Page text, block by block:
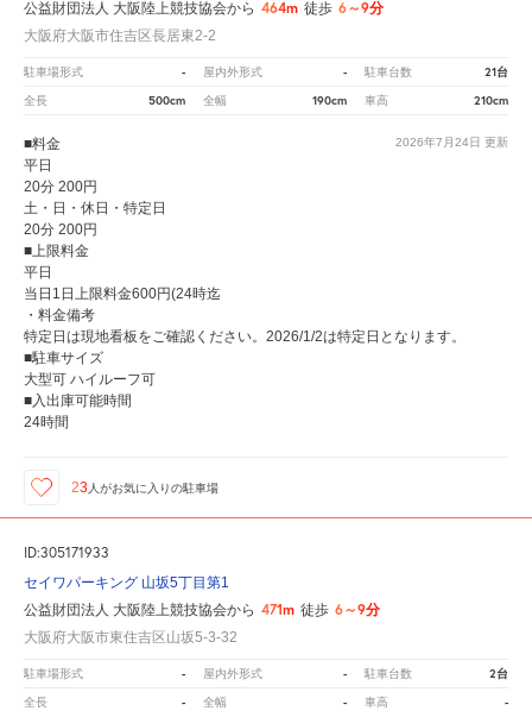
公益財団法人 大阪陸上競技協会から 464m 徒歩 6～9分
大阪府大阪市住吉区長居東2-2
駐車場形式 - 屋内外形式 - 駐車台数 21台
全長 500cm 全幅 190cm 車高 210cm
2026年7月24日 更新
■料金
平日
20分 200円
土・日・休日・特定日
20分 200円
■上限料金
平日
当日1日上限料金600円(24時迄
・料金備考
特定日は現地看板をご確認ください。2026/1/2は特定日となります。
■駐車サイズ
大型可 ハイルーフ可
■入出庫可能時間
24時間
23 人がお気に入りの駐車場
ID:305171933
セイワパーキング 山坂5丁目第1
公益財団法人 大阪陸上競技協会から 471m 徒歩 6～9分
大阪府大阪市東住吉区山坂5-3-32
駐車場形式 - 屋内外形式 - 駐車台数 2台
全長 - 全幅 - 車高 -